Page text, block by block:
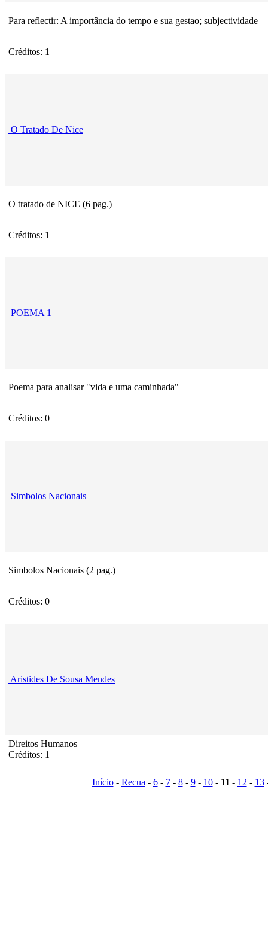
Para reflectir: A importância do tempo e sua gestao; subjectividade
Créditos: 1
O Tratado De Nice
O tratado de NICE (6 pag.)
Créditos: 1
POEMA 1
Poema para analisar "vida e uma caminhada"
Créditos: 0
Simbolos Nacionais
Simbolos Nacionais (2 pag.)
Créditos: 0
Aristides De Sousa Mendes
Direitos Humanos
Créditos: 1
Início- Recua- 6- 7- 8- 9- 10- 11- 12- 13